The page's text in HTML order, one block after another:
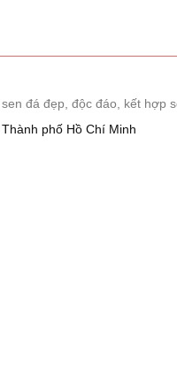
đá đẹp, độc đáo, kết
phố Hồ Chí Minh